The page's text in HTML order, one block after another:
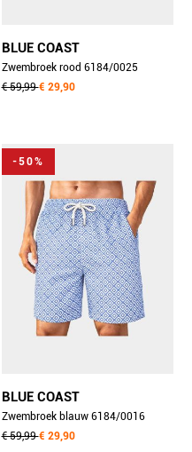
BLUE COAST
Zwembroek rood 6184/0025
€ 59,99€ 29,90
-50%
BLUE COAST
Zwembroek blauw 6184/0016
€ 59,99€ 29,90